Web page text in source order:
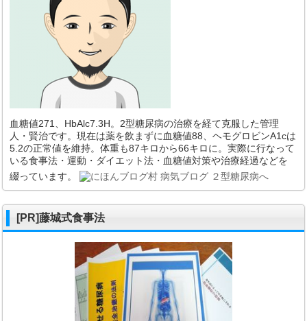
血糖値271、HbAlc7.3H。2型糖尿病の治療を経て克服した管理
人・賢治です。現在は薬を飲まずに血糖値88、ヘモグロビンA1cは
5.2の正常値を維持。体重も87キロから66キロに。実際に行なって
いる食事法・運動・ダイエット法・血糖値対策や治療経過などを
綴っています。
[PR]藤城式食事法